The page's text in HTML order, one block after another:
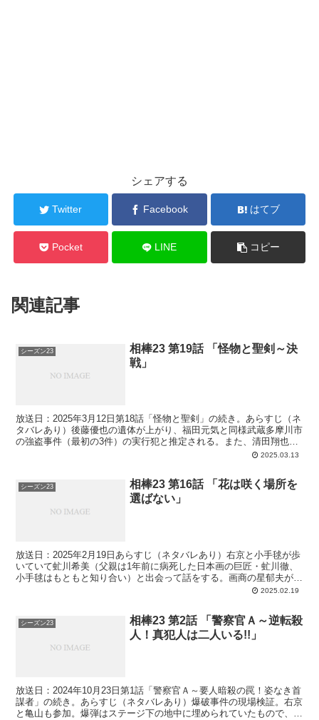
シェアする
Twitter Facebook はてブ
Pocket LINE コピー
関連記事
シーズン23
相棒23 第19話 「怪物と聖剣～決
戦」
放送日：2025年3月12日第18話「怪物と聖剣」の続き。あらすじ（ネ
タバレあり）後藤優也の遺体が上がり、福田元気と同様武蔵多摩川市
の強盗事件（最初の3件）の実行犯と推定される。また、清田翔也の
2025.03.13
シーズン23
相棒23 第16話 「花は咲く場所を
選ばない」
放送日：2025年2月19日あらすじ（ネタバレあり）右京と小手毬が歩
いていて虻川希美（父親は1年前に病死した日本画の巨匠・虻川徹、
小手毬はもともと知り合い）と出会って話をする。画商の星郁夫が殺
2025.02.19
シーズン23
相棒23 第2話 「警察官Ａ～逆転殺
人！真犯人は二人いる!!」
放送日：2024年10月23日第1話「警察官Ａ～要人暗殺の罠！姿なき首
謀者」の続き。あらすじ（ネタバレあり）爆破事件の現場検証。右京
と亀山も参加。爆弾はステージ下の地中に埋められていたもので、起